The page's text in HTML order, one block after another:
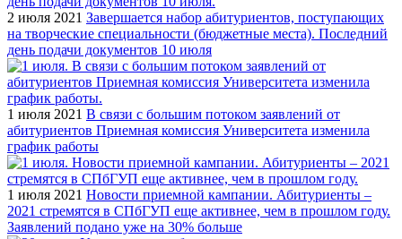
2 июля 2021 Завершается набор абитуриентов, поступающих
на творческие специальности (бюджетные места). Последний
день подачи документов 10 июля
1 июля 2021 В связи с большим потоком заявлений от
абитуриентов Приемная комиссия Университета изменила
график работы
1 июля 2021 Новости приемной кампании. Абитуриенты –
2021 стремятся в СПбГУП еще активнее, чем в прошлом году.
Заявлений подано уже на 30% больше